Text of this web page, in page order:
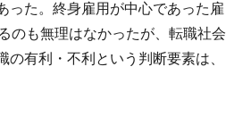
った。終身雇用が中心であった雇
のも無理はなかったが、転職社会
有利・不利という判断要素は、